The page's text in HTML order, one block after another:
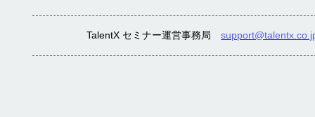
TalentX セミナー運営事務局